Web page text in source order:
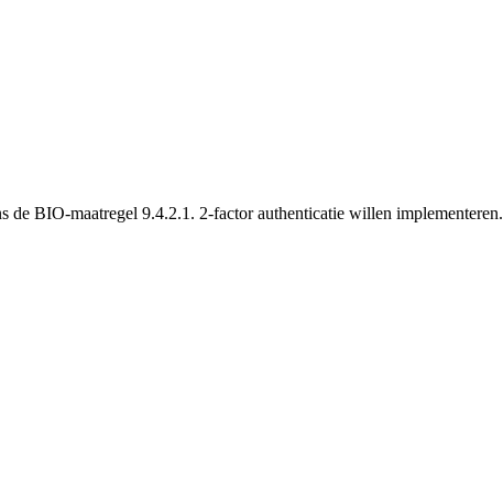
de BIO-maatregel 9.4.2.1. 2-factor authenticatie willen implementeren.